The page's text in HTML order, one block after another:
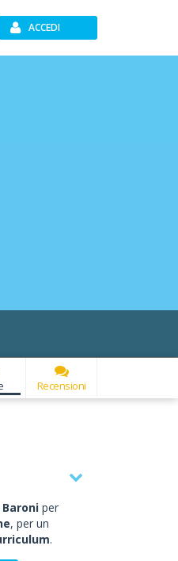
ACCEDI
Recensioni
per
, per un
.